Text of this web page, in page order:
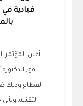
قيادية في
فوز
القطاع وذلك
التقنيه.